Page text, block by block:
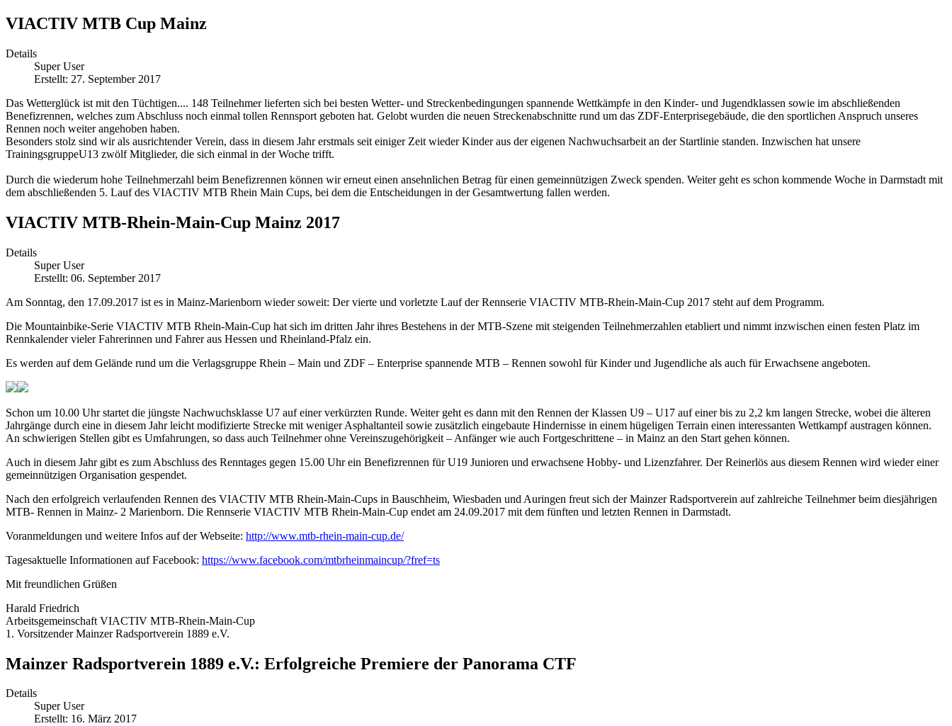
VIACTIV MTB Cup Mainz
Details
Super User
Erstellt: 27. September 2017
Das Wetterglück ist mit den Tüchtigen.... 148 Teilnehmer lieferten sich bei besten Wetter- und Streckenbedingungen spannende Wettkämpfe in den Kinder- und Jugendklassen sowie im abschließenden
Benefizrennen, welches zum Abschluss noch einmal tollen Rennsport geboten hat. Gelobt wurden die neuen Streckenabschnitte rund um das ZDF-Enterprisegebäude, die den sportlichen Anspruch unseres
Rennen noch weiter angehoben haben.
Besonders stolz sind wir als ausrichtender Verein, dass in diesem Jahr erstmals seit einiger Zeit wieder Kinder aus der eigenen Nachwuchsarbeit an der Startlinie standen. Inzwischen hat unsere
TrainingsgruppeU13 zwölf Mitglieder, die sich einmal in der Woche trifft.
Durch die wiederum hohe Teilnehmerzahl beim Benefizrennen können wir erneut einen ansehnlichen Betrag für einen gemeinnützigen Zweck spenden. Weiter geht es schon kommende Woche in Darmstadt mit
dem abschließenden 5. Lauf des VIACTIV MTB Rhein Main Cups, bei dem die Entscheidungen in der Gesamtwertung fallen werden.
VIACTIV MTB-Rhein-Main-Cup Mainz 2017
Details
Super User
Erstellt: 06. September 2017
Am Sonntag, den 17.09.2017 ist es in Mainz-Marienborn wieder soweit: Der vierte und vorletzte Lauf der Rennserie VIACTIV MTB-Rhein-Main-Cup 2017 steht auf dem Programm.
Die Mountainbike-Serie VIACTIV MTB Rhein-Main-Cup hat sich im dritten Jahr ihres Bestehens in der MTB-Szene mit steigenden Teilnehmerzahlen etabliert und nimmt inzwischen einen festen Platz im
Rennkalender vieler Fahrerinnen und Fahrer aus Hessen und Rheinland-Pfalz ein.
Es werden auf dem Gelände rund um die Verlagsgruppe Rhein – Main und ZDF – Enterprise spannende MTB – Rennen sowohl für Kinder und Jugendliche als auch für Erwachsene angeboten.
Schon um 10.00 Uhr startet die jüngste Nachwuchsklasse U7 auf einer verkürzten Runde. Weiter geht es dann mit den Rennen der Klassen U9 – U17 auf einer bis zu 2,2 km langen Strecke, wobei die älteren
Jahrgänge durch eine in diesem Jahr leicht modifizierte Strecke mit weniger Asphaltanteil sowie zusätzlich eingebaute Hindernisse in einem hügeligen Terrain einen interessanten Wettkampf austragen können.
An schwierigen Stellen gibt es Umfahrungen, so dass auch Teilnehmer ohne Vereinszugehörigkeit – Anfänger wie auch Fortgeschrittene – in Mainz an den Start gehen können.
Auch in diesem Jahr gibt es zum Abschluss des Renntages gegen 15.00 Uhr ein Benefizrennen für U19 Junioren und erwachsene Hobby- und Lizenzfahrer. Der Reinerlös aus diesem Rennen wird wieder einer
gemeinnützigen Organisation gespendet.
Nach den erfolgreich verlaufenden Rennen des VIACTIV MTB Rhein-Main-Cups in Bauschheim, Wiesbaden und Auringen freut sich der Mainzer Radsportverein auf zahlreiche Teilnehmer beim diesjährigen
MTB- Rennen in Mainz- 2 Marienborn. Die Rennserie VIACTIV MTB Rhein-Main-Cup endet am 24.09.2017 mit dem fünften und letzten Rennen in Darmstadt.
Voranmeldungen und weitere Infos auf der Webseite: http://www.mtb-rhein-main-cup.de/
Tagesaktuelle Informationen auf Facebook: https://www.facebook.com/mtbrheinmaincup/?fref=ts
Mit freundlichen Grüßen
Harald Friedrich
Arbeitsgemeinschaft VIACTIV MTB-Rhein-Main-Cup
1. Vorsitzender Mainzer Radsportverein 1889 e.V.
Mainzer Radsportverein 1889 e.V.: Erfolgreiche Premiere der Panorama CTF
Details
Super User
Erstellt: 16. März 2017